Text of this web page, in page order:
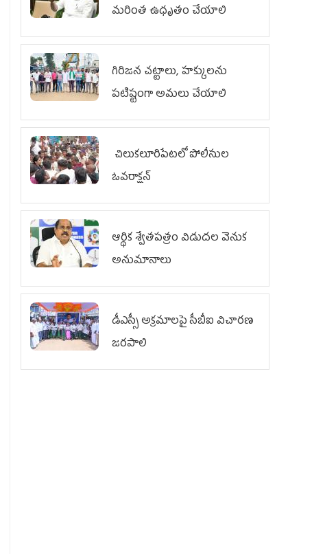
మరింత ఉధృతం చేయాలి
గిరిజన చట్టాలు, హక్కులను
పటిష్టంగా అమలు చేయాలి
చిలుక‌లూరిపేట‌లో పోలీసుల
ఓవ‌రాక్ష‌న్‌
ఆర్థిక శ్వేతపత్రం విడుదల వెనుక
అనుమానాలు
డీఎస్సీ అక్రమాలపై సీబీఐ విచారణ
జరపాలి